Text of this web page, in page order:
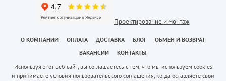
Проектирование и монтаж
О КОМПАНИИ ОПЛАТА ДОСТАВКА БЛОГ
ОБМЕН И ВОЗВРАТ
ВАКАНСИИ
КОНТАКТЫ
Используя этот веб-сайт, вы соглашаетесь с тем, что мы используем cookies
и принимаете условия пользовательского соглашения, когда оставляете свои